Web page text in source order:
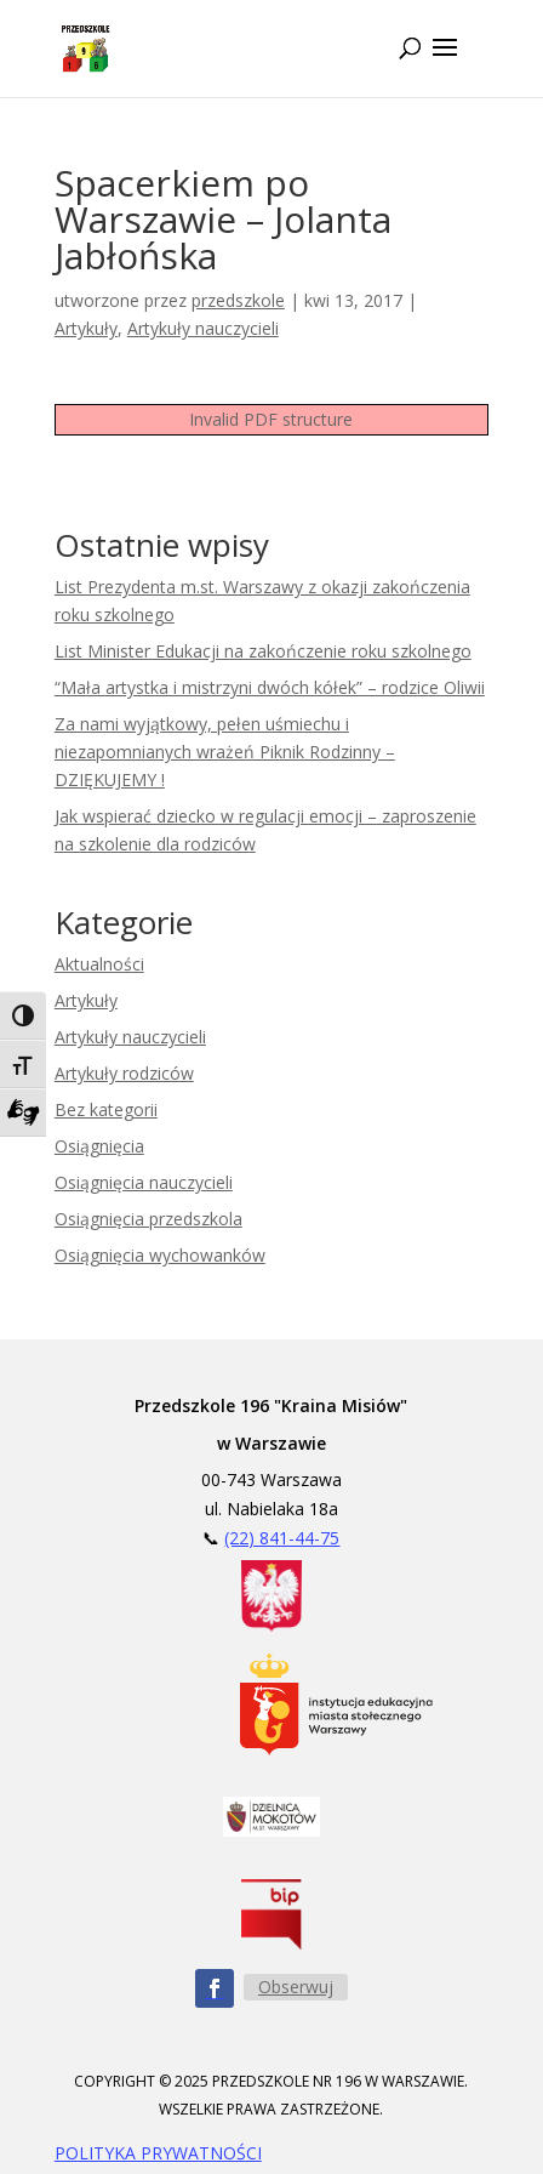
Toggle High Contrast
Toggle Font size
Zadzwoń do tłumacza języka migowego
Spacerkiem po
Warszawie – Jolanta
Jabłońska
utworzone przez przedszkole | kwi 13, 2017|
Artykuły, Artykuły nauczycieli
Invalid PDF structure
Ostatnie wpisy
List Prezydenta m.st. Warszawy z okazji zakończenia
roku szkolnego
List Minister Edukacji na zakończenie roku szkolnego
“Mała artystka i mistrzyni dwóch kółek” – rodzice Oliwii
Za nami wyjątkowy, pełen uśmiechu i
niezapomnianych wrażeń Piknik Rodzinny –
DZIĘKUJEMY !
Jak wspierać dziecko w regulacji emocji – zaproszenie
na szkolenie dla rodziców
Kategorie
Aktualności
Artykuły
Artykuły nauczycieli
Artykuły rodziców
Bez kategorii
Osiągnięcia
Osiągnięcia nauczycieli
Osiągnięcia przedszkola
Osiągnięcia wychowanków
Przedszkole 196 "Kraina Misiów"
w Warszawie
00-743 Warszawa
ul. Nabielaka 18a
📞(22) 841-44-75
Obserwuj
COPYRIGHT © 2025 PRZEDSZKOLE NR 196 W WARSZAWIE.
WSZELKIE PRAWA ZASTRZEŻONE.
POLITYKA PRYWATNOŚCI